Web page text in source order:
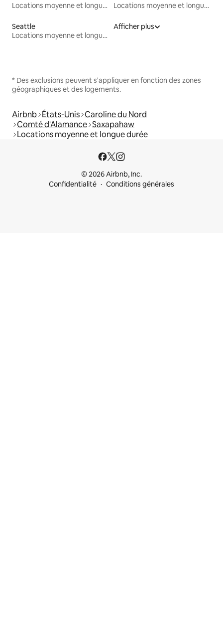
Locations moyenne et longue durée
Locations moyenne et longue durée
Seattle
Locations moyenne et longue durée
Afficher plus
* Des exclusions peuvent s'appliquer en fonction des zones
géographiques et des logements.
Airbnb États-Unis Caroline du Nord
Comté d'Alamance Saxapahaw
Locations moyenne et longue durée
© 2026 Airbnb, Inc.
Confidentialité
Conditions générales